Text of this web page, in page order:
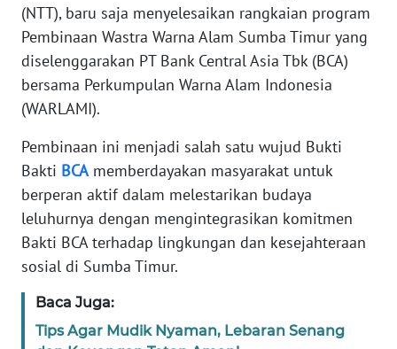
(NTT), baru saja menyelesaikan rangkaian program
Pembinaan Wastra Warna Alam Sumba Timur yang
diselenggarakan PT Bank Central Asia Tbk (BCA)
bersama Perkumpulan Warna Alam Indonesia
(WARLAMI).
Pembinaan ini menjadi salah satu wujud Bukti
Bakti BCAmemberdayakan masyarakat untuk
berperan aktif dalam melestarikan budaya
leluhurnya dengan mengintegrasikan komitmen
Bakti BCA terhadap lingkungan dan kesejahteraan
sosial di Sumba Timur.
Baca Juga:
Tips Agar Mudik Nyaman, Lebaran Senang
DISCLAIMER
Wahana
News
Regional
WN
SUMUT
WN
JAKARTA
WN
JABAR
WN